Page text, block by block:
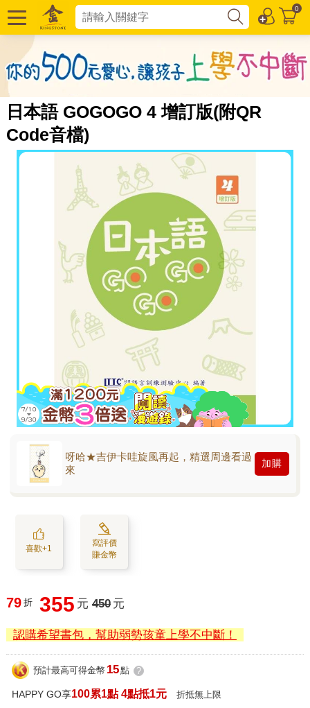
0
日本語 GOGOGO 4 增訂版(附QR
Code音檔)
呀哈★吉伊卡哇旋風再起，精選周邊看過
來
加購
喜歡+1
寫評價
賺金幣
79 折 355 元 450 元
認購希望書包，幫助弱勢孩童上學不中斷！
預計最高可得金幣 15點 ?
HAPPY GO享100累1點 4點抵1元 折抵無上限